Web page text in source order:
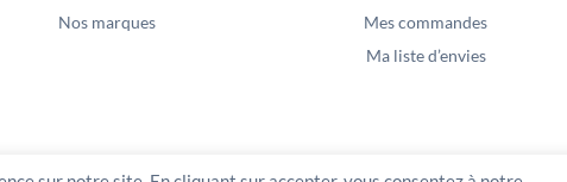
Nos marques
Mes commandes
Ma liste d’envies